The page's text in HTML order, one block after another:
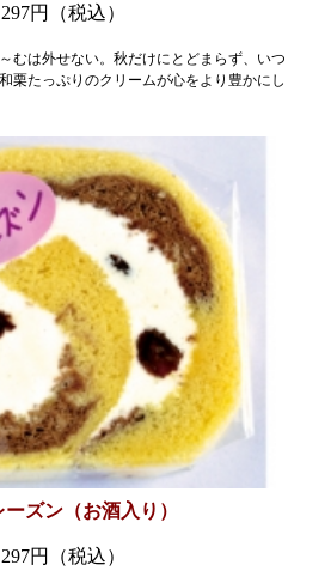
297円（税込）
むは外せない。秋だけにとどまらず、いつ
栗たっぷりのクリームが心をより豊かにし
ーズン（お酒入り）
297円（税込）